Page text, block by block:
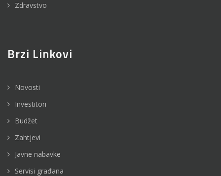
Zdravstvo
Brzi Linkovi
Novosti
Investitori
Budžet
Zahtjevi
Javne nabavke
Servisi građana